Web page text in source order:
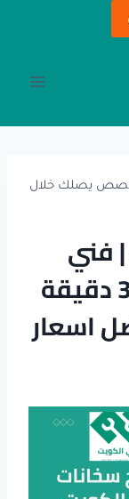
يصلك خلال
فني
متخصص يصلك خلال 30 دقيقة
اسعار